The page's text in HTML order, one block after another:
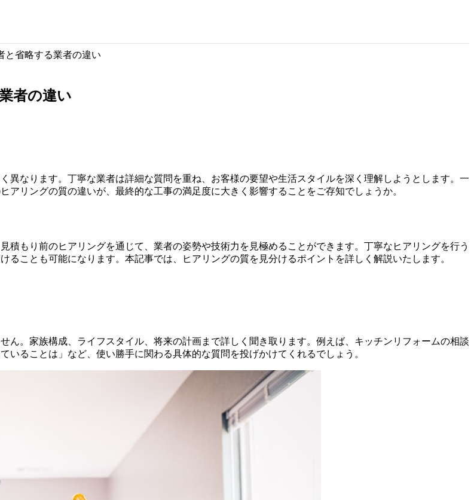
と省略する業者の違い
者の違い
異なります。丁寧な業者は詳細な質問を重ね、お客様の要望や生活スタイルを深く理解しようとします。一
リングの質の違いが、最終的な工事の満足度に大きく影響することをご存知でしょうか。
もり前のヒアリングを通じて、業者の姿勢や技術力を見極めることができます。丁寧なヒアリングを行う
ことも可能になります。本記事では、ヒアリングの質を見分けるポイントを詳しく解説いたします。
ん。家族構成、ライフスタイル、将来の計画まで詳しく聞き取ります。例えば、キッチンリフォームの相談
ることは」など、使い勝手に関わる具体的な質問を投げかけてくれるでしょう。